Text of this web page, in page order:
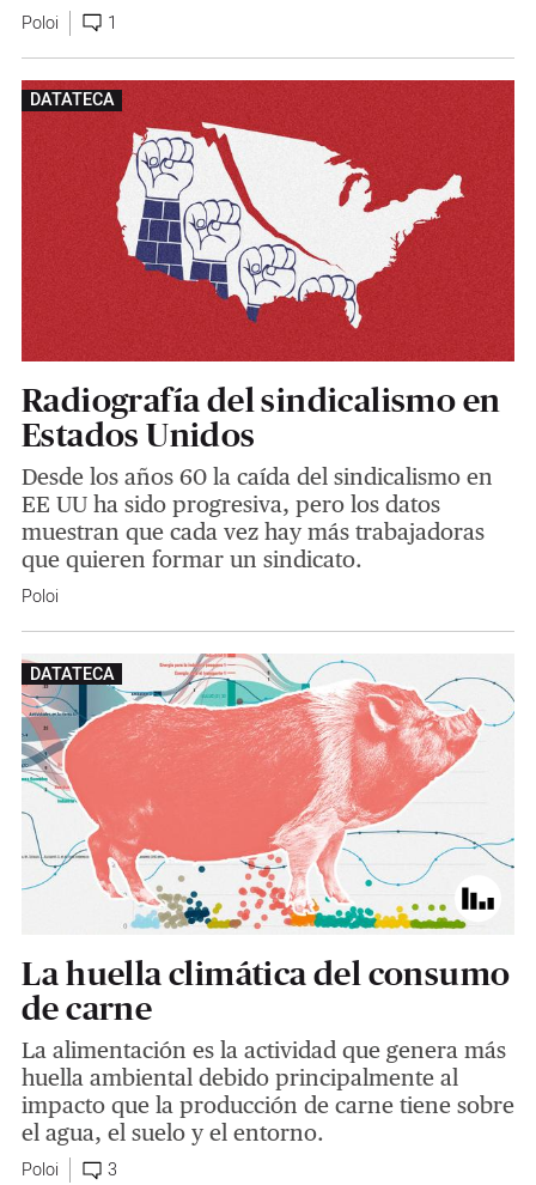
Poloi 1
DATATECA
Radiografía del sindicalismo en
Estados Unidos
Desde los años 60 la caída del sindicalismo en
EE UU ha sido progresiva, pero los datos
muestran que cada vez hay más trabajadoras
que quieren formar un sindicato.
Poloi
DATATECA
La huella climática del consumo
de carne
La alimentación es la actividad que genera más
huella ambiental debido principalmente al
impacto que la producción de carne tiene sobre
el agua, el suelo y el entorno.
Poloi 3